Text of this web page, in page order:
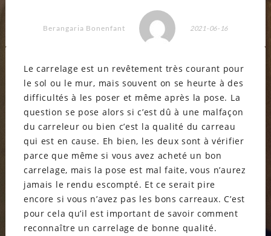
Berangaria Bonenfant 2021-06-16
Le carrelage est un revêtement très courant pour
le sol ou le mur, mais souvent on se heurte à des
difficultés à les poser et même après la pose. La
question se pose alors si c’est dû à une malfaçon
du carreleur ou bien c’est la qualité du carreau
qui est en cause. Eh bien, les deux sont à vérifier
parce que même si vous avez acheté un bon
carrelage, mais la pose est mal faite, vous n’aurez
jamais le rendu escompté. Et ce serait pire
encore si vous n’avez pas les bons carreaux. C’est
pour cela qu’il est important de savoir comment
reconnaître un carrelage de bonne qualité.